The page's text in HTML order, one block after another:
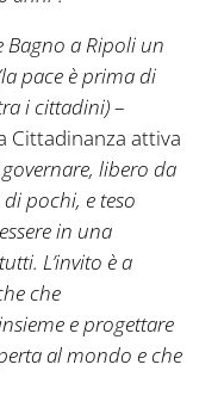
Bagno a Ripoli un
pace è prima di
i cittadini)–
Cittadinanza attiva
libero da
pochi, e teso
in una
L’invito è a
che
e progettare
al mondo e che